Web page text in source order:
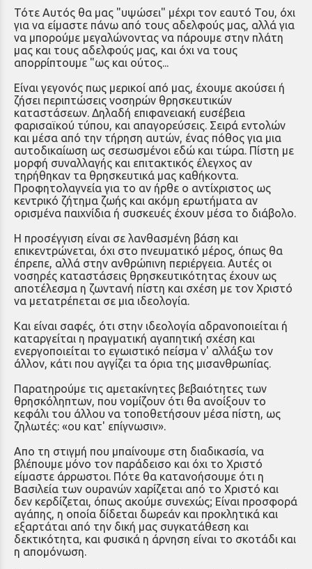
Τότε Αυτός θα μας "υψώσει" μέχρι τον εαυτό Του, όχι
για να είμαστε πάνω από τους αδελφούς μας, αλλά για
να μπορούμε μεγαλώνοντας να πάρουμε στην πλάτη
μας και τους αδελφούς μας, και όχι να τους
απορρίπτουμε "ως και ούτος...
Είναι γεγονός πως μερικοί από μας, έχουμε ακούσει ή
ζήσει περιπτώσεις νοσηρών θρησκευτικών
καταστάσεων. Δηλαδή επιφανειακή ευσέβεια
φαρισαϊκού τύπου, και απαγορεύσεις. Σειρά εντολών
και μέσα από την τήρηση αυτών, ένας πόθος για μια
αυτοδικαίωση ως σεσωσμένοι εδώ και τώρα. Πίστη με
μορφή συναλλαγής και επιτακτικός έλεγχος αν
τηρήθηκαν τα θρησκευτικά μας καθήκοντα.
Προφητολαγνεία για το αν ήρθε ο αντίχριστος ως
κεντρικό ζήτημα ζωής και ακόμη ερωτήματα αν
ορισμένα παιχνίδια ή συσκευές έχουν μέσα το διάβολο.
Η προσέγγιση είναι σε λανθασμένη βάση και
επικεντρώνεται, όχι στο πνευματικό μέρος, όπως θα
έπρεπε, αλλά στην ανθρώπινη περιέργεια. Αυτές οι
νοσηρές καταστάσεις θρησκευτικότητας έχουν ως
αποτέλεσμα η ζωντανή πίστη και σχέση με τον Χριστό
να μετατρέπεται σε μια ιδεολογία.
Και είναι σαφές, ότι στην ιδεολογία αδρανοποιείται ή
καταργείται η πραγματική αγαπητική σχέση και
ενεργοποιείται το εγωιστικό πείσμα ν' αλλάξω τον
άλλον, κάτι που αγγίζει τα όρια της μισανθρωπίας.
Παρατηρούμε τις αμετακίνητες βεβαιότητες των
θρησκόληπτων, που νομίζουν ότι θα ανοίξουν το
κεφάλι του άλλου να τοποθετήσουν μέσα πίστη, ως
ζηλωτές: «ου κατ' επίγνωσιν».
Απο τη στιγμή που μπαίνουμε στη διαδικασία, να
βλέπουμε μόνο τον παράδεισο και όχι το Χριστό
είμαστε άρρωστοι. Πότε θα κατανοήσουμε ότι η
Βασιλεία των ουρανών χαρίζεται από το Χριστό και
δεν κερδίζεται, όπως ακούμε συνεχώς; Είναι προσφορά
αγάπης, η οποία δίδεται δωρεάν και προκλητικά και
εξαρτάται από την δική μας συγκατάθεση και
δεκτικότητα, και φυσικά η άρνηση είναι το σκοτάδι και
η απομόνωση.